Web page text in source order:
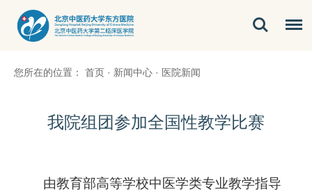
您所在的位置： 首页 · 新闻中心 · 医院新闻
我院组团参加全国性教学比赛
由教育部高等学校中医学类专业教学指导